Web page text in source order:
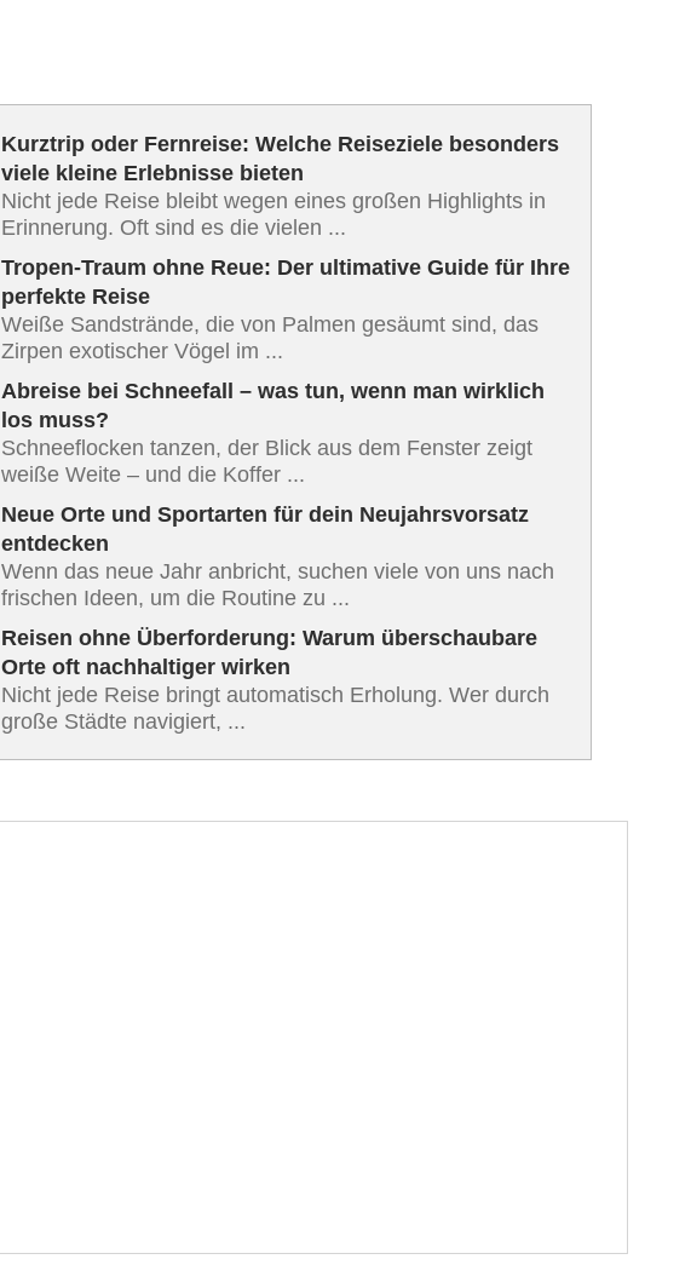
Kurztrip oder Fernreise: Welche Reiseziele besonders
viele kleine Erlebnisse bieten
Nicht jede Reise bleibt wegen eines großen Highlights in
Erinnerung. Oft sind es die vielen ...
Tropen-Traum ohne Reue: Der ultimative Guide für Ihre
perfekte Reise
Weiße Sandstrände, die von Palmen gesäumt sind, das
Zirpen exotischer Vögel im ...
Abreise bei Schneefall – was tun, wenn man wirklich
los muss?
Schneeflocken tanzen, der Blick aus dem Fenster zeigt
weiße Weite – und die Koffer ...
Neue Orte und Sportarten für dein Neujahrsvorsatz
entdecken
Wenn das neue Jahr anbricht, suchen viele von uns nach
frischen Ideen, um die Routine zu ...
Reisen ohne Überforderung: Warum überschaubare
Orte oft nachhaltiger wirken
Nicht jede Reise bringt automatisch Erholung. Wer durch
große Städte navigiert, ...